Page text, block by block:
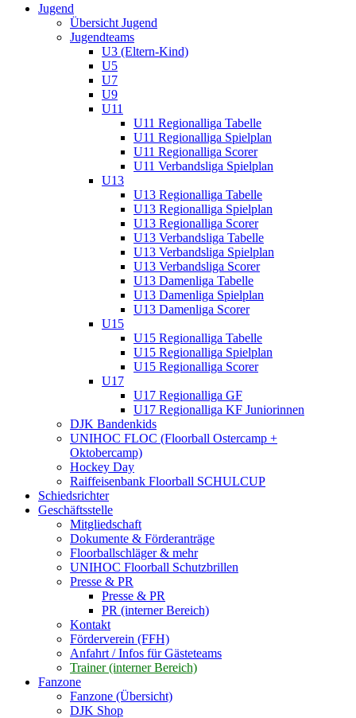
Jugend
Übersicht Jugend
Jugendteams
U3 (Eltern-Kind)
U5
U7
U9
U11
U11 Regionalliga Tabelle
U11 Regionalliga Spielplan
U11 Regionalliga Scorer
U11 Verbandsliga Spielplan
U13
U13 Regionalliga Tabelle
U13 Regionalliga Spielplan
U13 Regionalliga Scorer
U13 Verbandsliga Tabelle
U13 Verbandsliga Spielplan
U13 Verbandsliga Scorer
U13 Damenliga Tabelle
U13 Damenliga Spielplan
U13 Damenliga Scorer
U15
U15 Regionalliga Tabelle
U15 Regionalliga Spielplan
U15 Regionalliga Scorer
U17
U17 Regionalliga GF
U17 Regionalliga KF Juniorinnen
DJK Bandenkids
UNIHOC FLOC (Floorball Ostercamp +
Oktobercamp)
Hockey Day
Raiffeisenbank Floorball SCHULCUP
Schiedsrichter
Geschäftsstelle
Mitgliedschaft
Dokumente & Förderanträge
Floorballschläger & mehr
UNIHOC Floorball Schutzbrillen
Presse & PR
Presse & PR
PR (interner Bereich)
Kontakt
Förderverein (FFH)
Anfahrt / Infos für Gästeteams
Trainer (interner Bereich)
Fanzone
Fanzone (Übersicht)
DJK Shop